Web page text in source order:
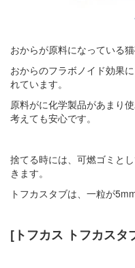
おからが原料になっている猫
おからのフラボノイド効果
れています。
原料がに化学製品があまり
考えても安心です。
捨てる時には、可燃ゴミと
きます。
トフカスタブは、一粒が
[トフカス トフカスタ